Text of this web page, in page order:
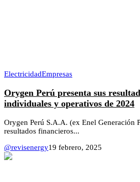
ElectricidadEmpresas
Orygen Perú presenta sus
individuales y operativos de 2024
Orygen Perú S.A.A. (ex Enel Generación
resultados financieros...
@revisenergy19 febrero, 2025